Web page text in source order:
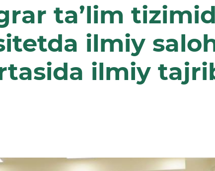
ta’lim
ilmiy
ilmiy